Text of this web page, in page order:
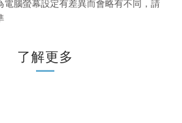
電腦螢幕設定有差異而會略有不同，請
了解更多